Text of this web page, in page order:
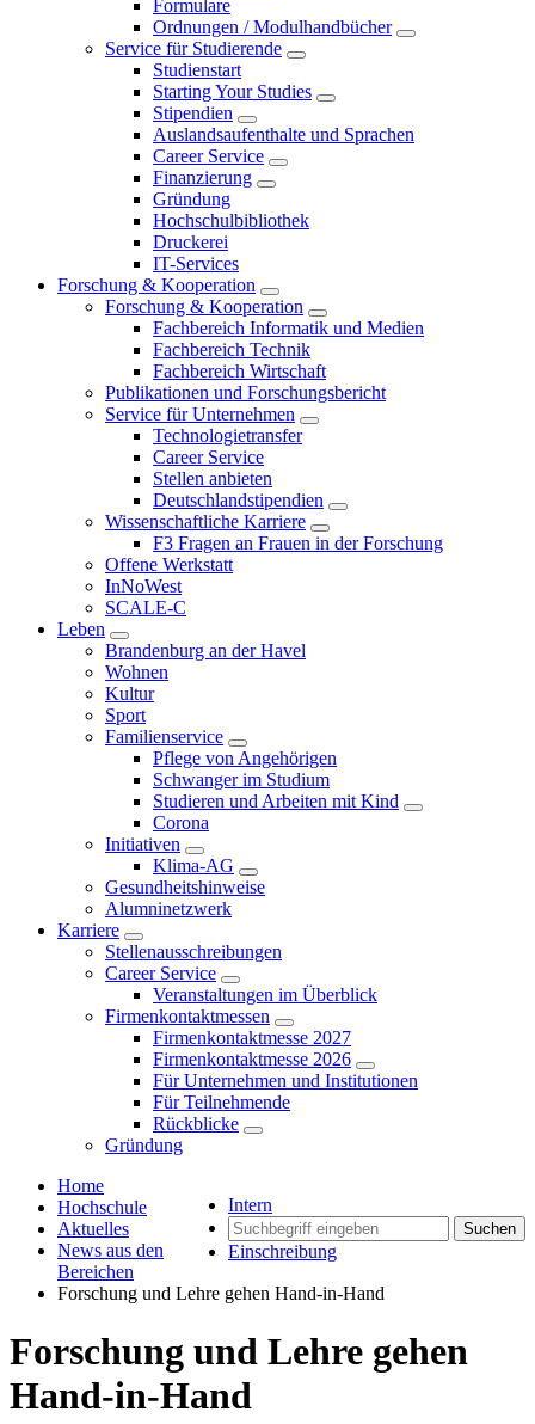
Formulare
Ordnungen / Modulhandbücher
Service für Studierende
Studienstart
Starting Your Studies
Stipendien
Auslandsaufenthalte und Sprachen
Career Service
Finanzierung
Gründung
Hochschulbibliothek
Druckerei
IT-Services
Forschung & Kooperation
Forschung & Kooperation
Fachbereich Informatik und Medien
Fachbereich Technik
Fachbereich Wirtschaft
Publikationen und Forschungsbericht
Service für Unternehmen
Technologietransfer
Career Service
Stellen anbieten
Deutschlandstipendien
Wissenschaftliche Karriere
F3 Fragen an Frauen in der Forschung
Offene Werkstatt
InNoWest
SCALE-C
Leben
Brandenburg an der Havel
Wohnen
Kultur
Sport
Familienservice
Pflege von Angehörigen
Schwanger im Studium
Studieren und Arbeiten mit Kind
Corona
Initiativen
Klima-AG
Gesundheitshinweise
Alumninetzwerk
Karriere
Stellenausschreibungen
Career Service
Veranstaltungen im Überblick
Firmenkontaktmessen
Firmenkontaktmesse 2027
Firmenkontaktmesse 2026
Für Unternehmen und Institutionen
Für Teilnehmende
Rückblicke
Gründung
Intern
Suchen
Einschreibung
Home
Hochschule
Aktuelles
News aus den
Bereichen
Forschung und Lehre gehen Hand-in-Hand
Forschung und Lehre gehen
Hand-in-Hand